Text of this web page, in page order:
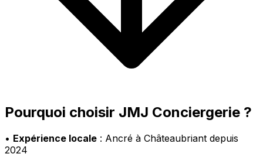
Pourquoi choisir JMJ Conciergerie ?
• Expérience locale : Ancré à Châteaubriant depuis
2024